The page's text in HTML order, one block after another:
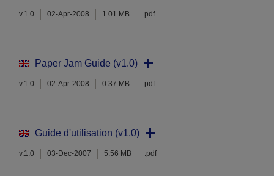
v.1.0 02-Apr-2008 1.01 MB .pdf
Paper Jam Guide (v1.0)
v.1.0 02-Apr-2008 0.37 MB .pdf
Guide d'utilisation (v1.0)
v.1.0 03-Dec-2007 5.56 MB .pdf